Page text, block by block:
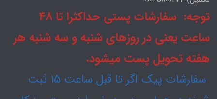
توجه: سفارشات پستی حداکثرا تا 48
ساعت یعنی در روزهای شنبه و سه شنبه هر
هفته تحویل پست میشود.
سفارشات پیک اگر تا قبل ساعت 15 ثبت